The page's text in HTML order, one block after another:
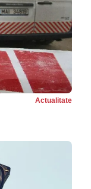
Actualitate